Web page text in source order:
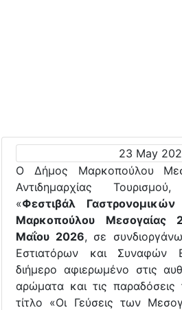
23 May
Ο Δήμος Μαρκοπούλου
Αντιδημαρχίας
«Φεστιβάλ
Μαρκοπούλου Μεσογαίας
Μαΐου 2026, σε
Εστιατόρων και Συναφών
διήμερο αφιερωμένο στις
αρώματα και τις
τίτλο «Οι Γεύσεις των